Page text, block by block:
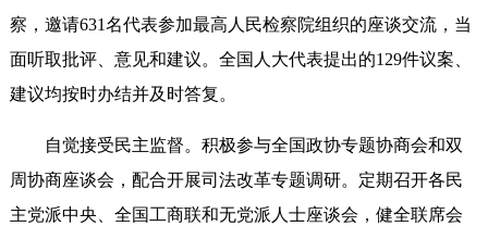
察，邀请631名代表参加最高人民检察院组织的座谈交流，当
面听取批评、意见和建议。全国人大代表提出的129件议案、
建议均按时办结并及时答复。
自觉接受民主监督。积极参与全国政协专题协商会和双
周协商座谈会，配合开展司法改革专题调研。定期召开各民
主党派中央、全国工商联和无党派人士座谈会，健全联席会